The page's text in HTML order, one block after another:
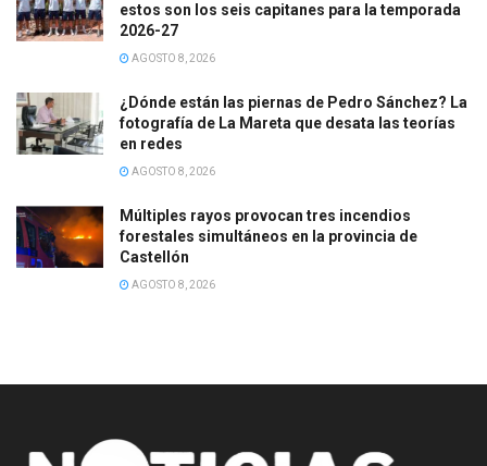
estos son los seis capitanes para la temporada
2026-27
AGOSTO 8, 2026
¿Dónde están las piernas de Pedro Sánchez? La
fotografía de La Mareta que desata las teorías
en redes
AGOSTO 8, 2026
Múltiples rayos provocan tres incendios
forestales simultáneos en la provincia de
Castellón
AGOSTO 8, 2026